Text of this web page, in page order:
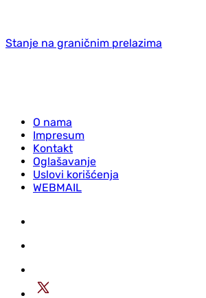
Stanje na graničnim prelazima
O nama
Impresum
Kontakt
Oglašavanje
Uslovi korišćenja
WEBMAIL